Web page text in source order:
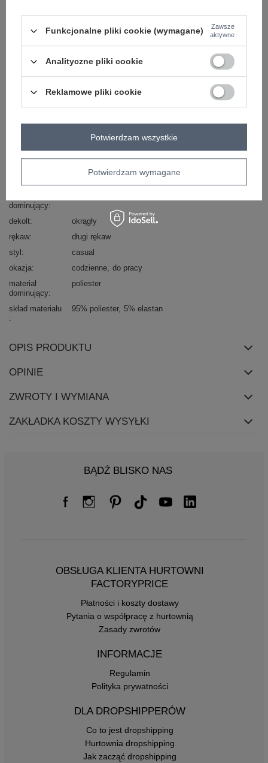
ZALOGUJ SIĘ I ZOBACZ CENĘ
Zadzwoń
+48 601 547 740
sposób prania: pranie w pralce w 30°C
dominujący
dekolt
okrągły
rękaw
długi rękaw
styl
casual
okazja
codzienne do pracy
materiał
dominujący
poliester
skład materiału 95% poliester 5% elastan
OPIS PRODUKTU
OPINIE
ZWROTY I WYMIANA
ZAKŁADKA KOSZTY WYSYŁKI
BĄDŹ BLISKO NAS
OBSŁUGA KLIENTA HURTOWNI
FACTORYPRICE
Płatności i koszty dostawy
Pytania o współpracę z hurtownią
Zasady zwrotów
INFORMACJE
Regulamin
Polityka prywatności
DLA DROPSHIPPERÓW
Co to jest dropshipping
Hurtownia dropshipping
Jak zacząć dropshipping
Funkcjonalne pliki cookie (wymagane)
Zawsze
aktywne
Analityczne pliki cookie
Reklamowe pliki cookie
Potwierdzam wymagane
Potwierdzam wszystkie